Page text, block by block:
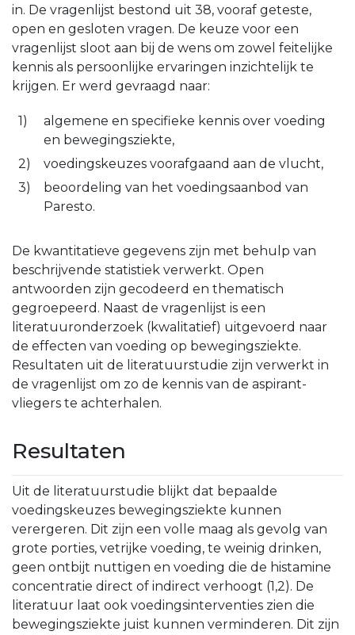
in. De vragenlijst bestond uit 38, vooraf geteste,
open en gesloten vragen. De keuze voor een
vragenlijst sloot aan bij de wens om zowel feitelijke
kennis als persoonlijke ervaringen inzichtelijk te
krijgen. Er werd gevraagd naar:
algemene en specifieke kennis over voeding
en bewegingsziekte,
voedingskeuzes voorafgaand aan de vlucht,
beoordeling van het voedingsaanbod van
Paresto.
De kwantitatieve gegevens zijn met behulp van
beschrijvende statistiek verwerkt. Open
antwoorden zijn gecodeerd en thematisch
gegroepeerd. Naast de vragenlijst is een
literatuuronderzoek (kwalitatief) uitgevoerd naar
de effecten van voeding op bewegingsziekte.
Resultaten uit de literatuurstudie zijn verwerkt in
de vragenlijst om zo de kennis van de aspirant-
vliegers te achterhalen.
Resultaten
Uit de literatuurstudie blijkt dat bepaalde
voedingskeuzes bewegingsziekte kunnen
verergeren. Dit zijn een volle maag als gevolg van
grote porties, vetrijke voeding, te weinig drinken,
geen ontbijt nuttigen en voeding die de histamine
concentratie direct of indirect verhoogt (1,2). De
literatuur laat ook voedingsinterventies zien die
bewegingsziekte juist kunnen verminderen. Dit zijn